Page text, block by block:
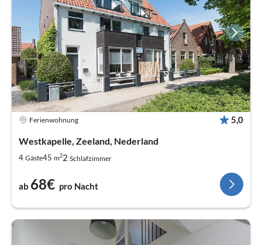
Ferienwohnung 5,0
Westkapelle, Zeeland, Nederland
4 Gäste45 m22 Schlafzimmer
ab 68€ pro Nacht